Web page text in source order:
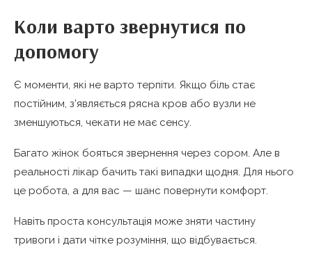
Коли варто звернутися по
допомогу
Є моменти, які не варто терпіти. Якщо біль стає
постійним, з’являється рясна кров або вузли не
зменшуються, чекати не має сенсу.
Багато жінок бояться звернення через сором. Але в
реальності лікар бачить такі випадки щодня. Для нього
це робота, а для вас — шанс повернути комфорт.
Навіть проста консультація може зняти частину
тривоги і дати чітке розуміння, що відбувається.